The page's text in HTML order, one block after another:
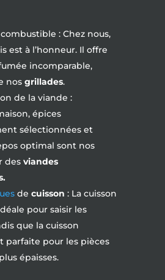
: Chez nous,
est à l’honneur. Il offre
incomparable,
nosgrillades.
de la viande :
épices
sélectionnées et
optimal sont nos
desviandes
decuisson : La cuisson
pour saisir les
que la cuisson
parfaite pour les pièces
plus épaisses.